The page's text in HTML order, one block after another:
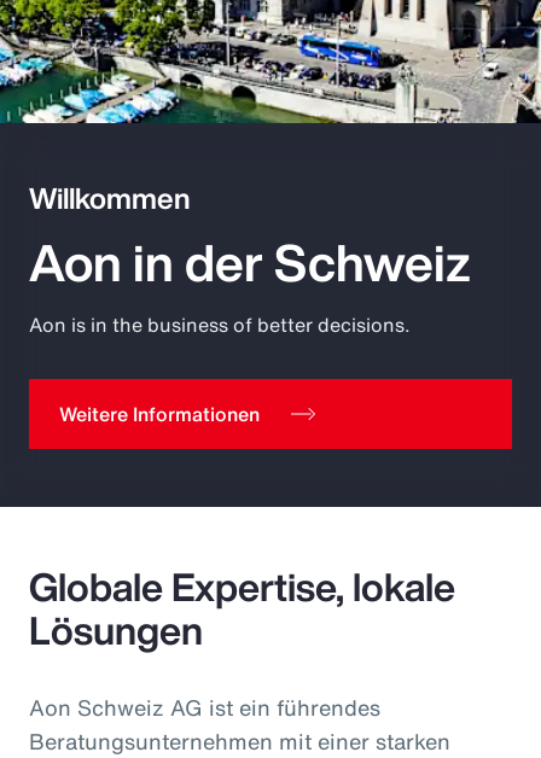
Willkommen
Aon in der Schweiz
Aon is in the business of better decisions.
Weitere Informationen
Globale Expertise, lokale
Lösungen
Aon Schweiz AG ist ein führendes
Beratungsunternehmen mit einer starken